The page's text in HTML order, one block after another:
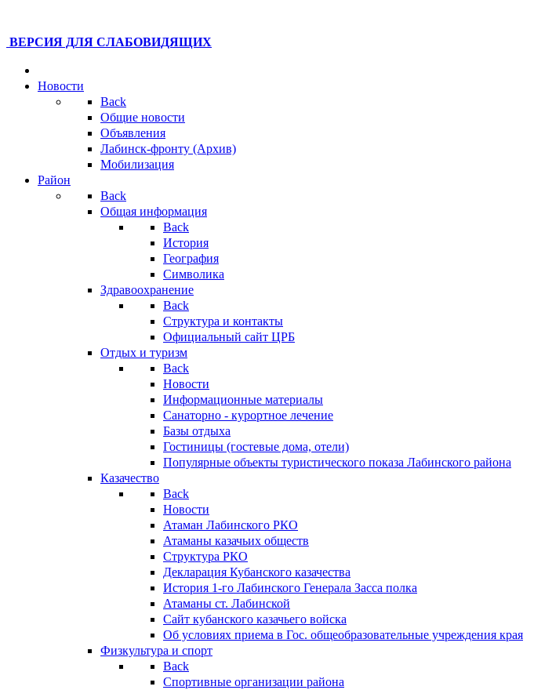
ВЕРСИЯ ДЛЯ СЛАБОВИДЯЩИХ
Новости
Back
Общие новости
Объявления
Лабинск-фронту (Архив)
Мобилизация
Район
Back
Общая информация
Back
История
География
Символика
Здравоохранение
Back
Структура и контакты
Официальный сайт ЦРБ
Отдых и туризм
Back
Новости
Информационные материалы
Санаторно - курортное лечение
Базы отдыха
Гостиницы (гостевые дома, отели)
Популярные объекты туристического показа Лабинского района
Казачество
Back
Новости
Атаман Лабинского РКО
Атаманы казачьих обществ
Структура РКО
Декларация Кубанского казачества
История 1-го Лабинского Генерала Засса полка
Атаманы ст. Лабинской
Cайт кубанского казачьего войска
Об условиях приема в Гос. общеобразовательные учреждения края
Физкультура и спорт
Back
Спортивные организации района